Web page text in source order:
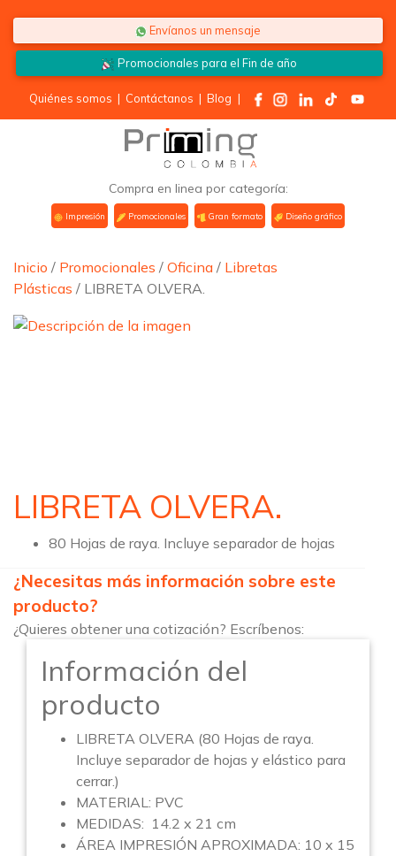
Envíanos un mensaje
Promocionales para elFin de año
Quiénes somos | Contáctanos | Blog |
Compra en linea por categoría:
Impresión Promocionales Gran formato Diseño gráfico
Inicio / Promocionales / Oficina / Libretas
Plásticas / LIBRETA OLVERA.
LIBRETA OLVERA.
80 Hojas de raya. Incluye separador de hojas
¿Necesitas más información sobre este
producto?
¿Quieres obtener una cotización? Escríbenos:
Información del
producto
LIBRETA OLVERA (80 Hojas de raya.
Incluye separador de hojas y elástico para
cerrar.)
MATERIAL: PVC
MEDIDAS: 14.2 x 21 cm
ÁREA IMPRESIÓN APROXIMADA: 10 x 15